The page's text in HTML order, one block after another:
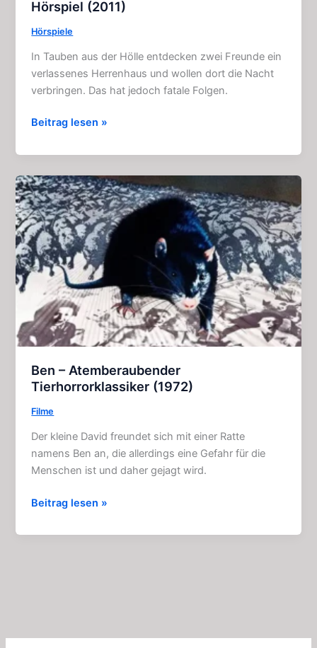
Hörspiel (2011)
Hörspiele
In Tauben aus der Hölle entdecken zwei Freunde ein
verlassenes Herrenhaus und wollen dort die Nacht
verbringen. Das hat jedoch fatale Folgen.
Tauben
der
Hölle:
Einzigartiges
Hörspiel
(2011)
Beitrag lesen »
Ben – Atemberaubender
Tierhorrorklassiker (1972)
Filme
Der kleine David freundet sich mit einer Ratte
namens Ben an, die allerdings eine Gefahr für die
Menschen ist und daher gejagt wird.
Ben
Atemberaubender
Beitrag lesen »